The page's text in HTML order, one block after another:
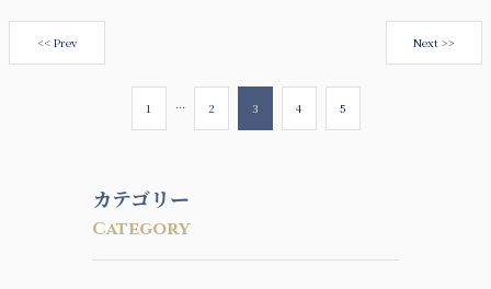
1
<< Prev
... 2 3 4 5
Next >>
カテゴリー
Category